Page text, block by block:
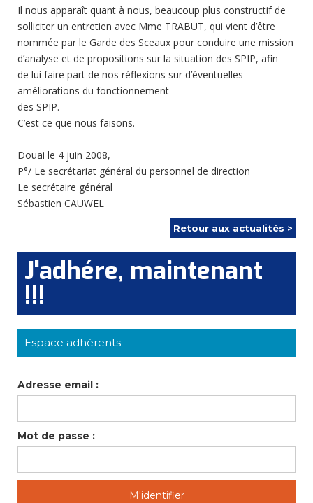
Il nous apparaît quant à nous, beaucoup plus constructif de
solliciter un entretien avec Mme TRABUT, qui vient d’être
nommée par le Garde des Sceaux pour conduire une mission
d’analyse et de propositions sur la situation des SPIP, afin
de lui faire part de nos réflexions sur d’éventuelles
améliorations du fonctionnement
des SPIP.
C’est ce que nous faisons.
Douai le 4 juin 2008,
P°/ Le secrétariat général du personnel de direction
Le secrétaire général
Sébastien CAUWEL
Retour aux actualités >
J'adhére, maintenant
!!!
Espace adhérents
Adresse email :
Mot de passe :
M'identifier